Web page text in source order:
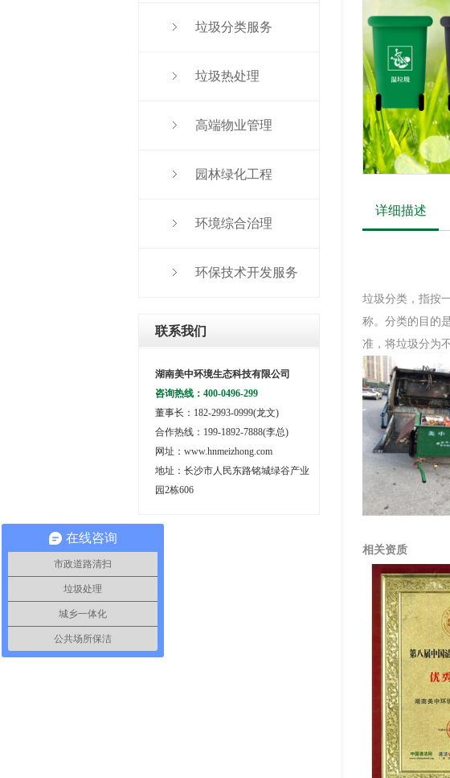
垃圾分类服务
垃圾热处理
高端物业管理
园林绿化工程
环境综合治理
环保技术开发服务
联系我们
湖南美中环境生态科技有限公司
咨询热线：400-0496-299
董事长：182-2993-0999(龙文)
合作热线：199-1892-7888(李总)
网址： www.hnmeizhong.com
地址：长沙市人民东路铭城绿谷产业
园2栋606
详细描述
垃圾分类，指按
称。分类的目的
准，将垃圾分为
相关资质
在线咨询
市政道路清扫
垃圾处理
城乡一体化
公共场所保洁